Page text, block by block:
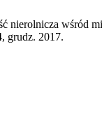
nierolnicza
grudz. 2017.